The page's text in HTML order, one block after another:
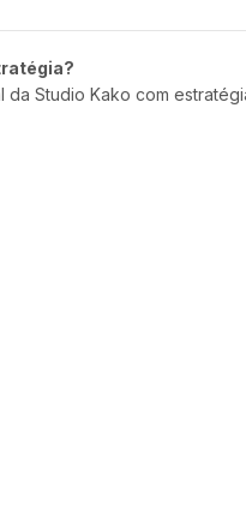
da Studio Kako com